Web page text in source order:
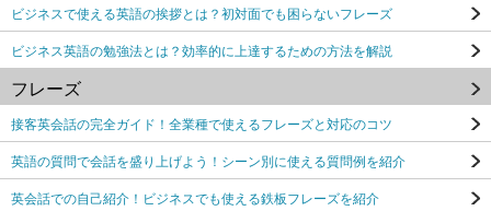
ビジネスで使える英語の挨拶とは？初対面でも困らないフレーズ
ビジネス英語の勉強法とは？効率的に上達するための方法を解説
フレーズ
接客英会話の完全ガイド！全業種で使えるフレーズと対応のコツ
英語の質問で会話を盛り上げよう！シーン別に使える質問例を紹介
英会話での自己紹介！ビジネスでも使える鉄板フレーズを紹介